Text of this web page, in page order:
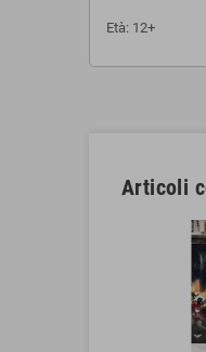
Età: 12+
Articoli